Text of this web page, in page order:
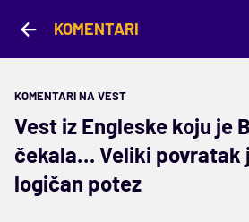
KOMENTARI
KOMENTARI NA VEST
Vest iz Engleske koju je
čekala… Veliki povratak
logičan potez